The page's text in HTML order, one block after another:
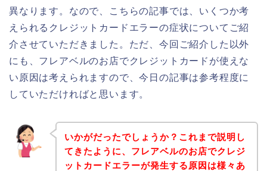
異なります。なので、こちらの記事では、いくつか考
えられるクレジットカードエラーの症状についてご紹
介させていただきました。ただ、今回ご紹介した以外
にも、フレアベルのお店でクレジットカードが使えな
い原因は考えられますので、今日の記事は参考程度に
していただければと思います。
いかがだったでしょうか？これまで説明し
てきたように、フレアベルのお店でクレジ
ットカードエラーが発生する原因は様々あ